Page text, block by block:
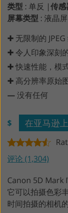
类型 : 单反 |传
屏幕类型 : 液晶
✚ 无限制的
✚ 令人印象深刻
✚ 快速性能，模
✚ 高分辨率原始
—没有任何
$ 在亚马逊
评论 (1,304)
Canon 5D Mark
它可以拍摄色彩
时间拍摄的相机